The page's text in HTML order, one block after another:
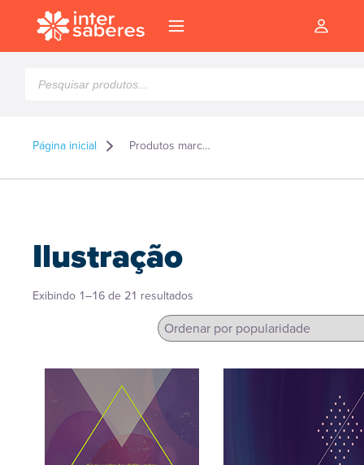
produtos
Página inicial Produtos marcados como “Ilustração”
Ilustração
Exibindo 1–16 de 21 resultados
popularidade